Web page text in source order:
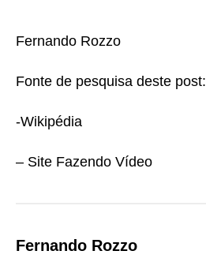
Fernando Rozzo
Fonte de pesquisa deste post:
-Wikipédia
– Site Fazendo Vídeo
Fernando Rozzo